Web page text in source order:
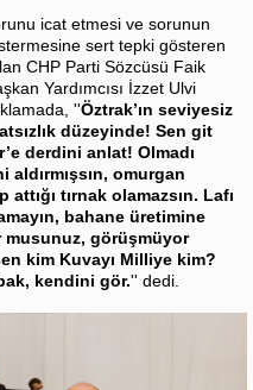
icat etmesi ve sorunun
sert tepki gösteren
CHP Parti Sözcüsü Faik
Yardımcısı İzzet Ulvi
''Öztrak’ın seviyesiz
düzeyinde! Sen git
derdini anlat! Olmadı
aldırmışsın, omurgan
tırnak olamazsın. Lafı
bahane üretimine
musunuz, görüşmüyor
kim Kuvayı Milliye kim?
kendini gör.'' dedi.